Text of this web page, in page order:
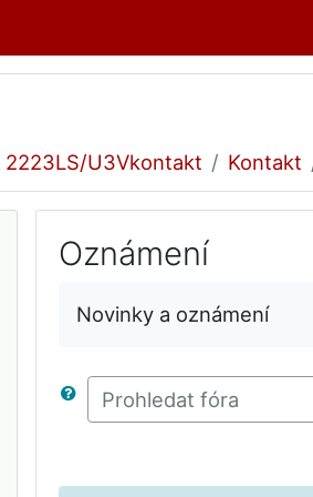
2223LS/U3Vkontakt Kontakt
Oznámení
Novinky a oznámení
Prohledat fóra